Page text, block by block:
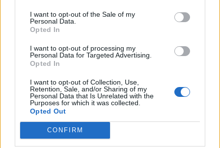
I want to opt-out of the Sale of my
Personal Data.
Opted In
I want to opt-out of processing my
Personal Data for Targeted Advertising.
Opted In
I want to opt-out of Collection, Use,
Retention, Sale, and/or Sharing of my
Personal Data that Is Unrelated with the
Purposes for which it was collected.
Opted Out
CONFIRM
magnifiques patineuses offrent une performance
inoubliable sur la chanson «Bohemian Rhapsody»